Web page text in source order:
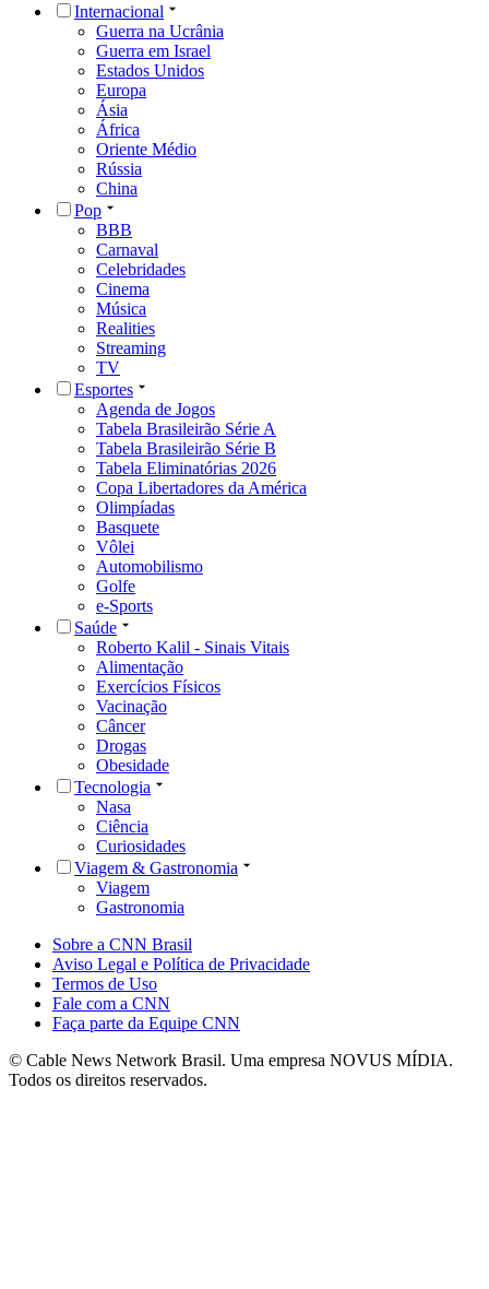
Internacional
Guerra na Ucrânia
Guerra em Israel
Estados Unidos
Europa
Ásia
África
Oriente Médio
Rússia
China
Pop
BBB
Carnaval
Celebridades
Cinema
Música
Realities
Streaming
TV
Esportes
Agenda de Jogos
Tabela Brasileirão Série A
Tabela Brasileirão Série B
Tabela Eliminatórias 2026
Copa Libertadores da América
Olimpíadas
Basquete
Vôlei
Automobilismo
Golfe
e-Sports
Saúde
Roberto Kalil - Sinais Vitais
Alimentação
Exercícios Físicos
Vacinação
Câncer
Drogas
Obesidade
Tecnologia
Nasa
Ciência
Curiosidades
Viagem & Gastronomia
Viagem
Gastronomia
Sobre a CNN Brasil
Aviso Legal e Política de Privacidade
Termos de Uso
Fale com a CNN
Faça parte da Equipe CNN
© Cable News Network Brasil. Uma empresa NOVUS MÍDIA.
Todos os direitos reservados.